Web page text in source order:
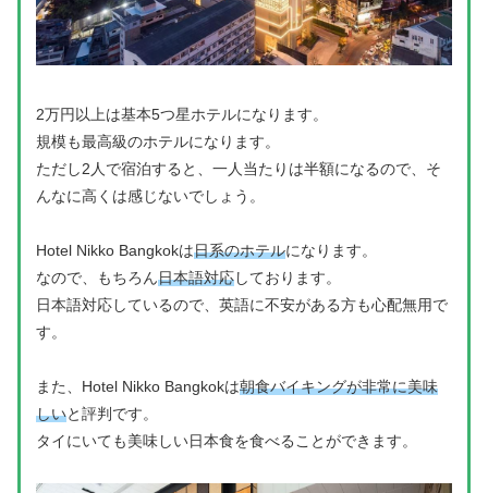
2万円以上は基本5つ星ホテルになります。
規模も最高級のホテルになります。
ただし2人で宿泊すると、一人当たりは半額になるので、そ
んなに高くは感じないでしょう。
Hotel Nikko Bangkokは日系のホテルになります。
なので、もちろん日本語対応しております。
日本語対応しているので、英語に不安がある方も心配無用で
す。
また、Hotel Nikko Bangkokは朝食バイキングが非常に美味
しいと評判です。
タイにいても美味しい日本食を食べることができます。